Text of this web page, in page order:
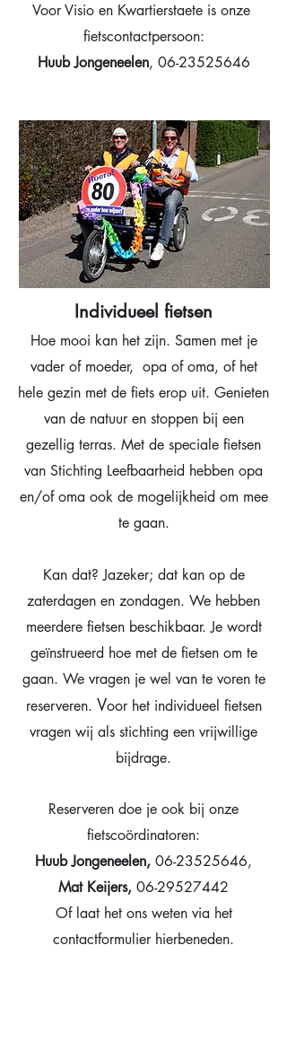
Individueel fietsen
Hoe mooi kan het zijn. Samen met je
vader of moeder, opa of oma, of het
hele gezin met de fiets erop uit. Genieten
van de natuur en stoppen bij een
gezellig terras. Met de speciale fietsen
van Stichting Leefbaarheid hebben opa
en/of oma ook de mogelijkheid om mee
te gaan.
Kan dat? Jazeker; dat kan op de
zaterdagen en zondagen. We hebben
meerdere fietsen beschikbaar. Je wordt
geïnstrueerd hoe met de fietsen om te
gaan. We vragen je wel van te voren te
reserveren. Voor het individueel fietsen
vragen wij als stichting een vrijwillige
bijdrage.
Reserveren doe je ook bij onze
fietscoördinatoren:
Huub Jongeneelen, 06-23525646,
Mat Keijers, 06-29527442
Of laat het ons weten via het
contactformulier hierbeneden.
Voor Visio en Kwartierstaete is onze
fietscontactpersoon:
Huub Jongeneelen, 06-23525646